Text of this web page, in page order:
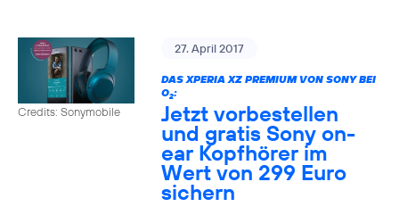
Credits: Sonymobile
27. April 2017
DAS XPERIA XZ PREMIUM VON SONY BEI
O2:
Jetzt vorbestellen
und gratis Sony on-
ear Kopfhörer im
Wert von 299 Euro
sichern